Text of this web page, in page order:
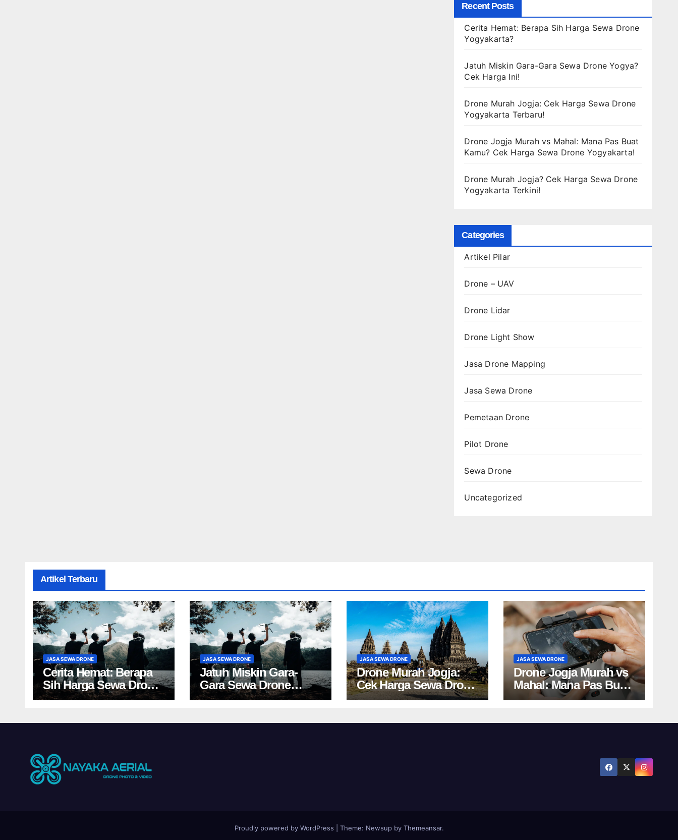
Recent Posts
Cerita Hemat: Berapa Sih Harga Sewa Drone
Yogyakarta?
Jatuh Miskin Gara-Gara Sewa Drone Yogya?
Cek Harga Ini!
Drone Murah Jogja: Cek Harga Sewa Drone
Yogyakarta Terbaru!
Drone Jogja Murah vs Mahal: Mana Pas Buat
Kamu? Cek Harga Sewa Drone Yogyakarta!
Drone Murah Jogja? Cek Harga Sewa Drone
Yogyakarta Terkini!
Categories
Artikel Pilar
Drone – UAV
Drone Lidar
Drone Light Show
Jasa Drone Mapping
Jasa Sewa Drone
Pemetaan Drone
Pilot Drone
Sewa Drone
Uncategorized
Artikel Terbaru
JASA SEWA DRONE
Cerita Hemat: Berapa
Sih Harga Sewa Drone
Yogyakarta?
JASA SEWA DRONE
Jatuh Miskin Gara-
Gara Sewa Drone
Yogya? Cek Harga Ini!
JASA SEWA DRONE
Drone Murah Jogja:
Cek Harga Sewa Drone
Yogyakarta Terbaru!
JASA SEWA DRONE
Drone Jogja Murah vs
Mahal: Mana Pas Buat
Kamu? Cek Harga
Yogyakarta!
Proudly powered by WordPress Theme: Newsupby Themeansar.